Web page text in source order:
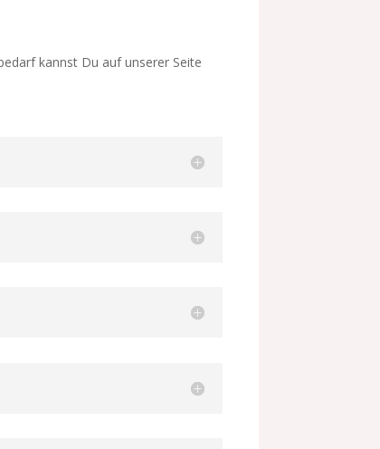
kannst Du auf unserer Seite